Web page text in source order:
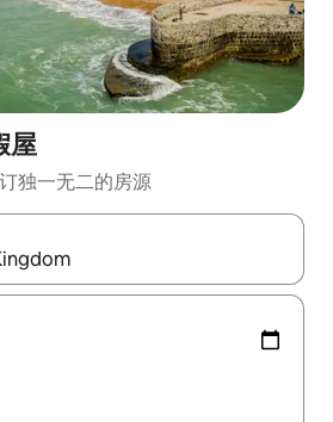
屋
独一无二的房源
上下方向键查看，或通过点击或滑动手势